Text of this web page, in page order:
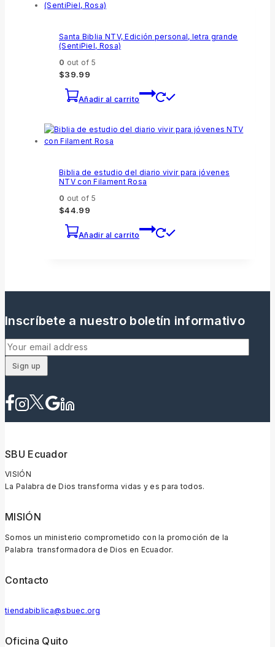
Santa Biblia NTV, Edición personal, letra grande
(SentiPiel, Rosa)
0 out of 5
$39.99
Añadir al carrito
Biblia de estudio del diario vivir para jóvenes
NTV con Filament Rosa
0 out of 5
$44.99
Añadir al carrito
Inscríbete a nuestro boletín informativo
SBU Ecuador
VISIÓN
La Palabra de Dios transforma vidas y es para todos.
MISIÓN
Somos un ministerio comprometido con la promoción de la
Palabra transformadora de Dios en Ecuador.
Contacto
tiendabiblica@sbuec.org
Oficina Quito